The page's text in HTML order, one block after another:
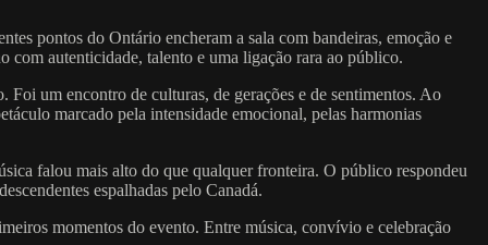
pontos do Ontário encheram a sala com bandeiras, emoção e
com autenticidade, talento e uma ligação rara ao público.
Foi um encontro de culturas, de gerações e de sentimentos. Ao
marcado pela intensidade emocional, pelas harmonias
falou mais alto do que qualquer fronteira. O público respondeu
espalhadas pelo Canadá.
momentos do evento. Entre música, convívio e celebração